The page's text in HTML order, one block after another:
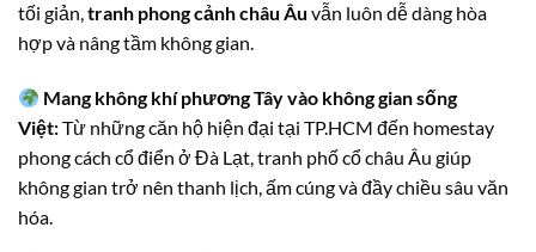
tối giản,tranh phong cảnh châu Âu vẫn luôn dễ dàng hòa
hợp và nâng tầm không gian.
Mang không khí phương Tây vào không gian sống
Việt:Từ những căn hộ hiện đại tại TP.HCM đến homestay
phong cách cổ điển ở Đà Lạt, tranh phố cổ châu Âu giúp
không gian trở nên thanh lịch, ấm cúng và đầy chiều sâu văn
hóa.